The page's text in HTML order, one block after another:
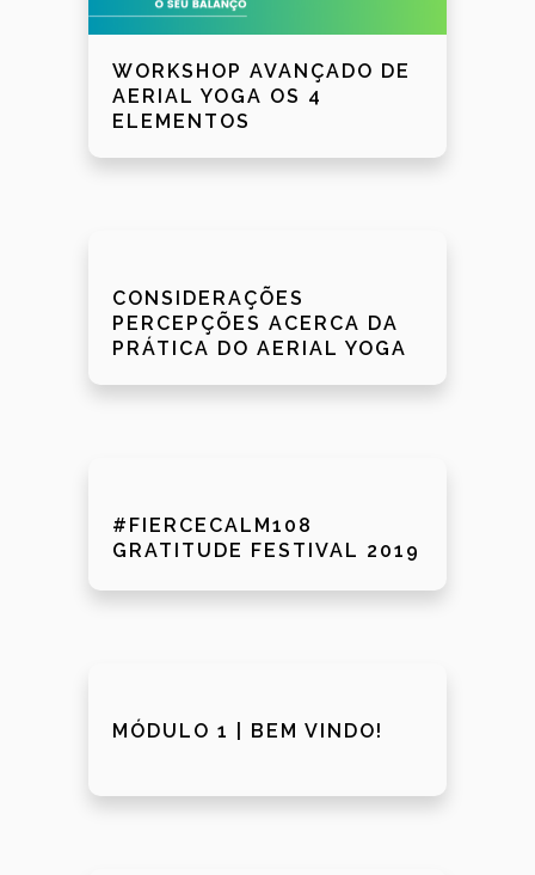
WORKSHOP AVANÇADO DE
AERIAL YOGA OS 4
ELEMENTOS
CONSIDERAÇÕES
PERCEPÇÕES ACERCA DA
PRÁTICA DO AERIAL YOGA
#FIERCECALM108
GRATITUDE FESTIVAL 2019
MÓDULO 1 | BEM VINDO!